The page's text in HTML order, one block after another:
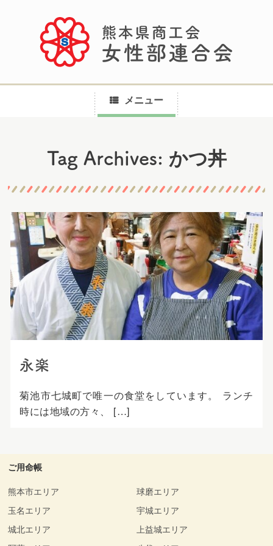
メニュー
ン
へ
ス
キ
プ
Tag Archives: かつ丼
永楽
菊池市七城町で唯一の食堂をしています。 ランチ
時には地域の方々、 […]
ご用命帳
熊本市エリア
玉名エリア
城北エリア
球磨エリア
宇城エリア
上益城エリア